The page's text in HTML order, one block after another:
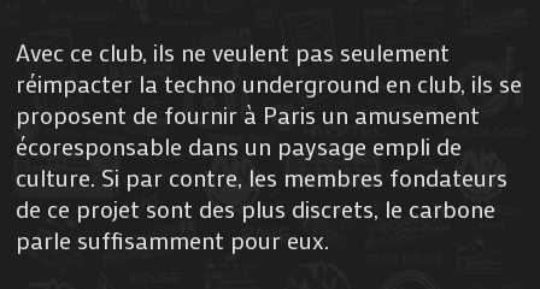
Avec ce club, ils ne veulent pas seulement
réimpacter la techno underground en club, ils se
proposent de fournir à Paris un amusement
écoresponsable dans un paysage empli de
culture. Si par contre, les membres fondateurs
de ce projet sont des plus discrets, le carbone
parle suffisamment pour eux.